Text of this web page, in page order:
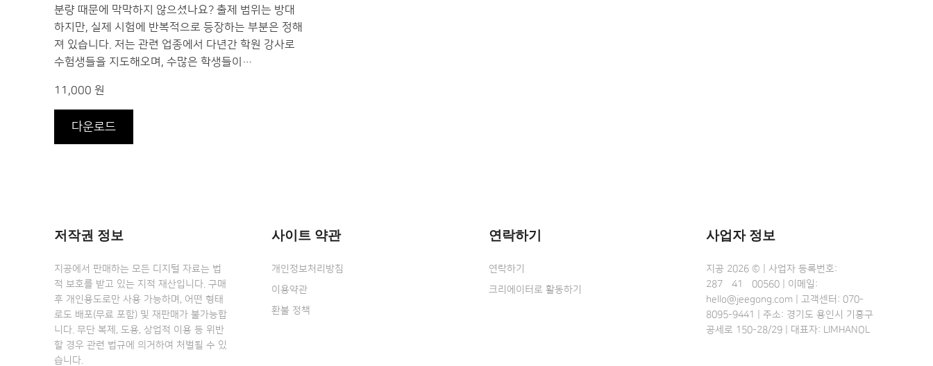
분량 때문에 막막하지 않으셨나요? 출제 범위는 방대
하지만, 실제 시험에 반복적으로 등장하는 부분은 정해
져 있습니다. 저는 관련 업종에서 다년간 학원 강사로
수험생들을 지도해오며, 수많은 학생들이…
11,000 원
다운로드
저작권 정보
지공에서 판매하는 모든 디지털 자료는 법
적 보호를 받고 있는 지적 재산입니다. 구매
후 개인용도로만 사용 가능하며, 어떤 형태
로도 배포(무료 포함) 및 재판매가 불가능합
니다. 무단 복제, 도용, 상업적 이용 등 위반
할 경우 관련 법규에 의거하여 처벌될 수 있
습니다.
사이트 약관
개인정보처리방침
이용약관
환불 정책
연락하기
연락하기
크리에이터로 활동하기
사업자 정보
지공 2026 © | 사업자 등록번호:
287•41•00560 | 이메일:
hello@jeegong.com | 고객센터: 070-
8095-9441 | 주소: 경기도 용인시 기흥구
공세로 150-28/29 | 대표자: LIMHANOL